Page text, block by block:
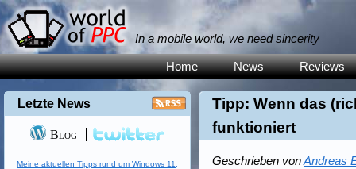
In a mobile world, we need sincerity
Home News Reviews
Tipp: Wenn das
funktioniert
Geschrieben vonAndreas
Letzte News
Blog
Meine aktuellen Tipps rund um Windows 11,